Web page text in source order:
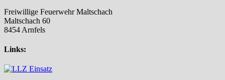
Freiwillige Feuerwehr Maltschach
Maltschach 60
8454 Arnfels
Links: